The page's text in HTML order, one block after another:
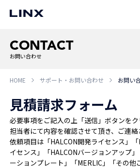
CONTACT
お問い合わせ
HOME サポート・お問い合わせ お問い
見積請求フォーム
必要事項をご記入の上「送信」ボタンをク
担当者にて内容を確認させて頂き、ご連絡
依頼項目は「HALCON開発ライセンス」
イセンス」「HALCONバージョンアップ
ーションプレート」「MERLIC」「その他